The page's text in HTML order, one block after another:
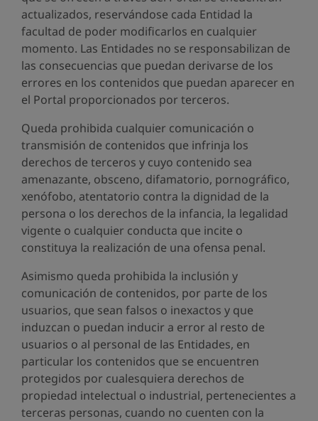
actualizados, reservándose cada Entidad la
facultad de poder modificarlos en cualquier
momento. Las Entidades no se responsabilizan de
las consecuencias que puedan derivarse de los
errores en los contenidos que puedan aparecer en
el Portal proporcionados por terceros.
Queda prohibida cualquier comunicación o
transmisión de contenidos que infrinja los
derechos de terceros y cuyo contenido sea
amenazante, obsceno, difamatorio, pornográfico,
xenófobo, atentatorio contra la dignidad de la
persona o los derechos de la infancia, la legalidad
vigente o cualquier conducta que incite o
constituya la realización de una ofensa penal.
Asimismo queda prohibida la inclusión y
comunicación de contenidos, por parte de los
usuarios, que sean falsos o inexactos y que
induzcan o puedan inducir a error al resto de
usuarios o al personal de las Entidades, en
particular los contenidos que se encuentren
protegidos por cualesquiera derechos de
propiedad intelectual o industrial, pertenecientes a
terceras personas, cuando no cuenten con la